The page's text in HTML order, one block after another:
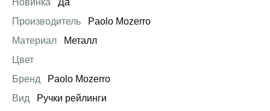
Новинка
Да
Производитель
Paolo Mozerro
Материал
Металл
Цвет
Бренд
Paolo Mozerro
Вид
Ручки рейлинги